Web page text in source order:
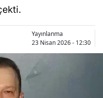
Denizli
Diyarbakır
Edirne
Yayınlanma
23 Nisan 2026 - 12:30